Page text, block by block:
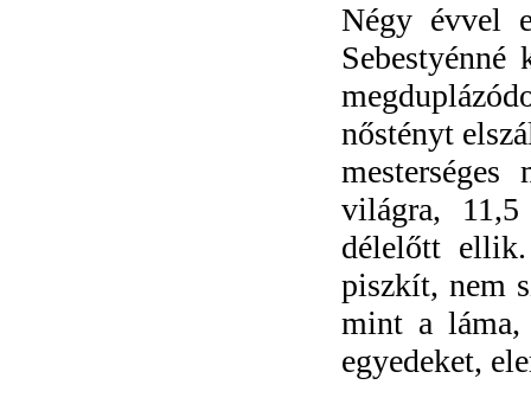
Négy évvel
nőstényt
világra, 11,5
délelőtt
piszkít, nem
mint a láma,
egyedeket,